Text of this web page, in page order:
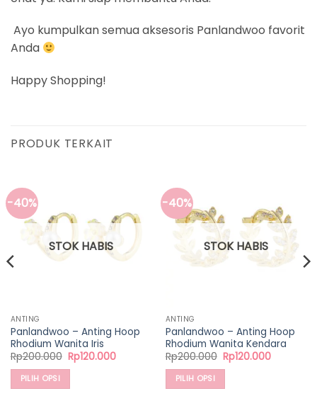
Ayo kumpulkan semua aksesoris Panlandwoo favorit
Anda
Happy Shopping!
PRODUK TERKAIT
-40%
STOK HABIS
ANTING
Panlandwoo – Anting Hoop
Rhodium Wanita Iris
Rp200.000 Harga
aslinya
Rp120.000Harga
PILIH OPSI
-40%
STOK HABIS
ANTING
Panlandwoo – Anting Hoop
Rhodium Wanita Kendara
Rp200.000 Harga
aslinya
Rp120.000Harga
PILIH OPSI